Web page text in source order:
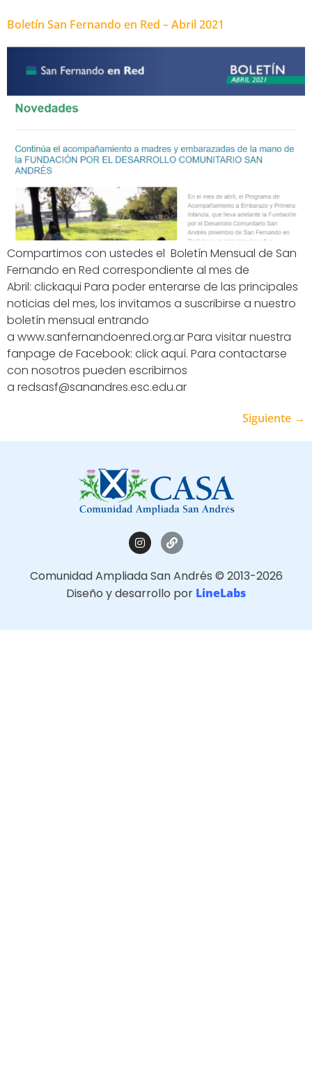
Boletín San Fernando en Red – Abril 2021
Compartimos con ustedes el Boletín Mensual de San
Fernando en Red correspondiente al mes de
Abril: clickaqui Para poder enterarse de las principales
noticias del mes, los invitamos a suscribirse a nuestro
boletín mensual entrando
a www.sanfernandoenred.org.ar Para visitar nuestra
fanpage de Facebook: click aquí. Para contactarse
con nosotros pueden escribirnos
a redsasf@sanandres.esc.edu.ar
Siguiente →
Comunidad Ampliada San Andrés © 2013-2026
Diseño y desarrollo por LineLabs